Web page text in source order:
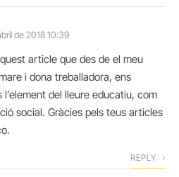
de 2018 10:39
article que des de el meu
i dona treballadora, ens
del lleure educatiu, com
social. Gràcies pels teus articles
REPLY